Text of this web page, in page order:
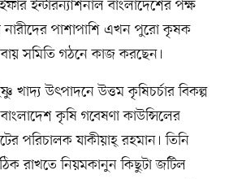
ইন্টারন্যাশনাল বাংলাদেশের পক্ষ
নারীদের পাশাপাশি এখন পুরো কৃষক
সমিতি গঠনে কাজ করছেন।
খাদ্য উৎপাদনে উত্তম কৃষিচর্চার বিকল্প
কৃষি গবেষণা কাউন্সিলের
পরিচালক যাকীয়াহ্ রহমান। তিনি
রাখতে নিয়মকানুন কিছুটা জটিল